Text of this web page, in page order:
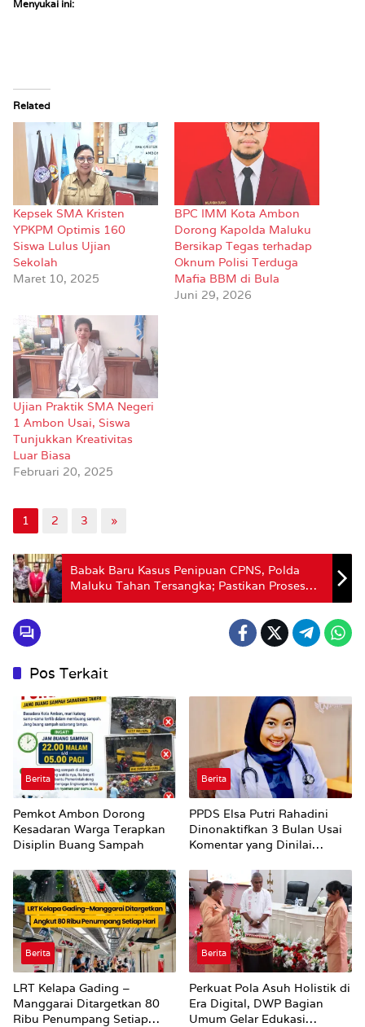
Menyukai ini:
Related
Kepsek SMA Kristen
YPKPM Optimis 160
Siswa Lulus Ujian
Sekolah
Maret 10, 2025
BPC IMM Kota Ambon
Dorong Kapolda Maluku
Bersikap Tegas terhadap
Oknum Polisi Terduga
Mafia BBM di Bula
Juni 29, 2026
Ujian Praktik SMA Negeri
1 Ambon Usai, Siswa
Tunjukkan Kreativitas
Luar Biasa
Februari 20, 2025
1 2 3 »
Babak Baru Kasus Penipuan CPNS, Polda
Maluku Tahan Tersangka; Pastikan Proses
Hukum Berjalan Efektif
Pos Terkait
Berita
Pemkot Ambon Dorong
Kesadaran Warga Terapkan
Disiplin Buang Sampah
Berita
PPDS Elsa Putri Rahadini
Dinonaktifkan 3 Bulan Usai
Komentar yang Dinilai
Berita
LRT Kelapa Gading –
Manggarai Ditargetkan 80
Ribu Penumpang Setiap
Berita
Perkuat Pola Asuh Holistik di
Era Digital, DWP Bagian
Umum Gelar Edukasi